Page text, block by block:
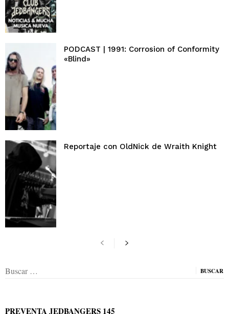
PODCAST | 1991: Corrosion of Conformity
«Blind»
Reportaje con OldNick de Wraith Knight
Buscar:
PREVENTA JEDBANGERS 145